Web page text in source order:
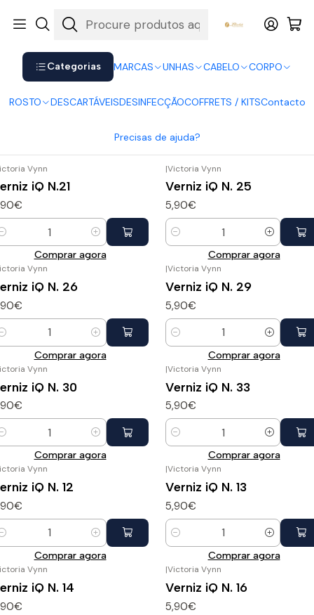
Categorias MARCAS UNHAS CABELO CORPO
ROSTO DESCARTÁVEISDESINFECÇÃOCOFFRETS / KITSContacto
Precisas de ajuda?
Shop now. Pay later with Klarna.
Verniz iQ Victoria Vynn
Vynn
iQ N.21
Comprar agora
|Victoria Vynn
Verniz iQ N. 25
5,90€
Quantidade
Comprar agora
Vynn
iQ N. 26
Comprar agora
|Victoria Vynn
Verniz iQ N. 29
5,90€
Quantidade
Comprar agora
Vynn
iQ N. 30
Comprar agora
|Victoria Vynn
Verniz iQ N. 33
5,90€
Quantidade
Comprar agora
Vynn
iQ N. 12
Comprar agora
|Victoria Vynn
Verniz iQ N. 13
5,90€
Quantidade
Comprar agora
Vynn
iQ N. 14
|Victoria Vynn
Verniz iQ N. 16
5,90€